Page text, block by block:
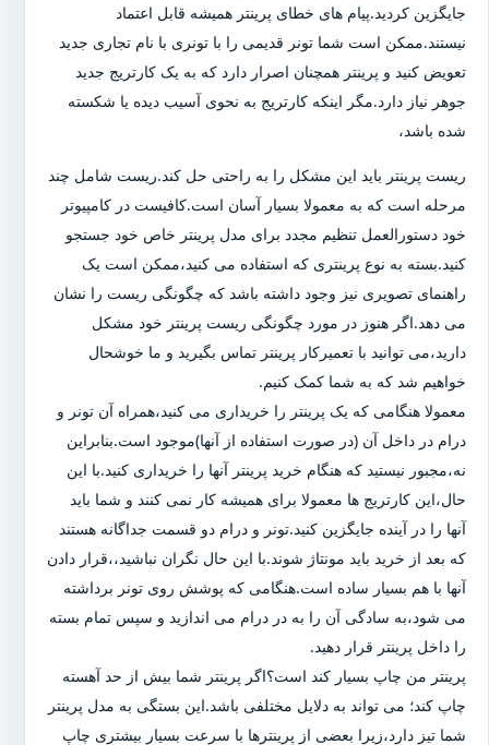
جایگزین کردید.پیام های خطای پرینتر همیشه قابل اعتماد
نیستند.ممکن است شما تونر قدیمی را با تونری با نام تجاری جدید
تعویض کنید و پرینتر همچنان اصرار دارد که به یک کارتریج جدید
جوهر نیاز دارد.مگر اینکه کارتریج به نحوی آسیب دیده یا شکسته
شده باشد،
ریست پرینتر باید این مشکل را به راحتی حل کند.ریست شامل چند
مرحله است که به معمولا بسیار آسان است.کافیست در کامپیوتر
خود دستورالعمل تنظیم مجدد برای مدل پرینتر خاص خود جستجو
کنید.بسته به نوع پرینتری که استفاده می کنید،ممکن است یک
راهنمای تصویری نیز وجود داشته باشد که چگونگی ریست را نشان
می دهد.اگر هنوز در مورد چگونگی ریست پرینتر خود مشکل
دارید،می توانید با تعمیرکار پرینتر تماس بگیرید و ما خوشحال
خواهیم شد که به شما کمک کنیم.
معمولا هنگامی که یک پرینتر را خریداری می کنید،همراه آن تونر و
درام در داخل آن (در صورت استفاده از آنها)موجود است.بنابراین
نه،مجبور نیستید که هنگام خرید پرینتر آنها را خریداری کنید.با این
حال،این کارتریج ها معمولا برای همیشه کار نمی کنند و شما باید
آنها را در آینده جایگزین کنید.تونر و درام دو قسمت جداگانه هستند
که بعد از خرید باید مونتاژ شوند.با این حال نگران نباشید،،قرار دادن
آنها با هم بسیار ساده است.هنگامی که پوشش روی تونر برداشته
می شود،به سادگی آن را به در درام می اندازید و سپس تمام بسته
را داخل پرینتر قرار دهید.
پرینتر من چاپ بسیار کند است؟اگر پرینتر شما بیش از حد آهسته
چاپ کند؛ می تواند به دلایل مختلفی باشد.این بستگی به مدل پرینتر
شما تیز دارد،زیرا بعضی از پرینترها با سرعت بسیار بیشتری چاپ